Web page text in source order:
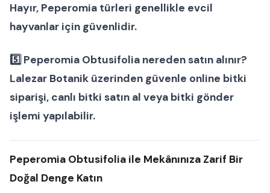
Hayır, Peperomia türleri genellikle evcil
hayvanlar için güvenlidir.
5️⃣ Peperomia Obtusifolia nereden satın alınır?
Lalezar Botanik üzerinden güvenle online bitki
siparişi, canlı bitki satın al veya bitki gönder
işlemi yapılabilir.
Peperomia Obtusifolia ile Mekânınıza Zarif Bir
Doğal Denge Katın